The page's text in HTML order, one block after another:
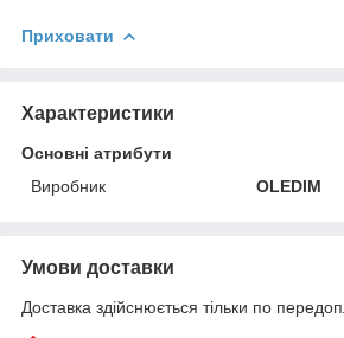
Приховати
Характеристики
Основні атрибути
Виробник
OLEDIM
Умови доставки
Доставка здійснюється тільки по